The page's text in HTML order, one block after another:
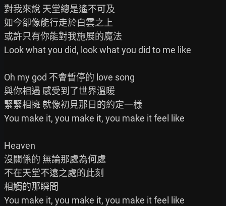
對我來說 天堂總是遙不可及
如今卻像能行走於白雲之上
或許只有你能對我施展的魔法
Look what you did, look what you did to me like
Oh my god 不會暫停的 love song
與你相遇 感受到了世界溫暖
緊緊相擁 就像初見那日的約定一樣
You make it, you make it, you make it feel like
Heaven
沒關係的 無論那處為何處
不在天堂不遠之處的此刻
相觸的那瞬間
You make it, you make it, you make it feel like